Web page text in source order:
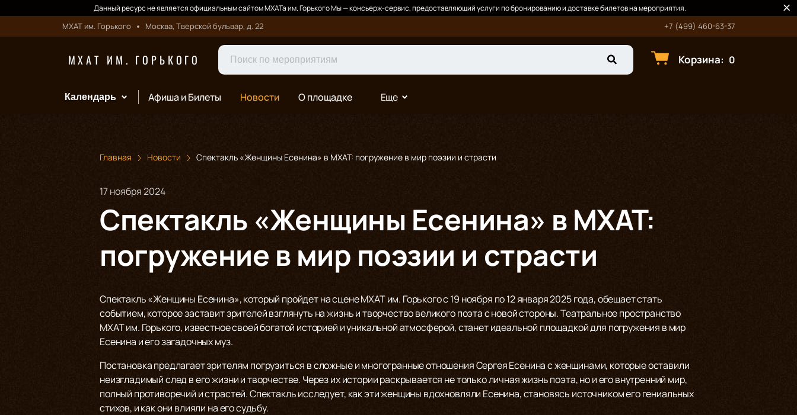
Данный ресурс не является официальным сайтом МХАТа им. Горького Мы — консьерж-сервис, предоставляющий услуги по бронированию и доставке билетов на мероприятия.
МХАТ им. Горького Москва, Тверской бульвар, д. 22 +7 (499) 460-63-37
МХАТ ИМ. ГОРЬКОГО Корзина: 0
Календарь Афиша и Билеты Новости О площадке Еще
Главная Новости Спектакль «Женщины Есенина» в МХАТ: погружение в мир поэзии и страсти
17 ноября 2024
Спектакль «Женщины Есенина» в МХАТ:
погружение в мир поэзии и страсти
Спектакль «Женщины Есенина», который пройдет на сцене МХАТ им. Горького с 19 ноября по 12 января 2025 года, обещает стать
событием, которое заставит зрителей взглянуть на жизнь и творчество великого поэта с новой стороны. Театральное пространство
МХАТ им. Горького, известное своей богатой историей и уникальной атмосферой, станет идеальной площадкой для погружения в мир
Есенина и его загадочных муз.
Постановка предлагает зрителям погрузиться в сложные и многогранные отношения Сергея Есенина с женщинами, которые оставили
неизгладимый след в его жизни и творчестве. Через их истории раскрывается не только личная жизнь поэта, но и его внутренний мир,
полный противоречий и страстей. Спектакль исследует, как эти женщины вдохновляли Есенина, становясь источником его гениальных
стихов, и как они влияли на его судьбу.